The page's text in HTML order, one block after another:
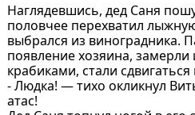
Наглядевшись, дед Саня
половчее перехватил
выбрался из виноградника.
появление хозяина,
крабиками, стали
- Людка! — тихо окликнул
атас!